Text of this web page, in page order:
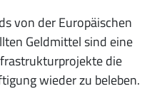
von der Europäischen
Geldmittel sind eine
die
wieder zu beleben.